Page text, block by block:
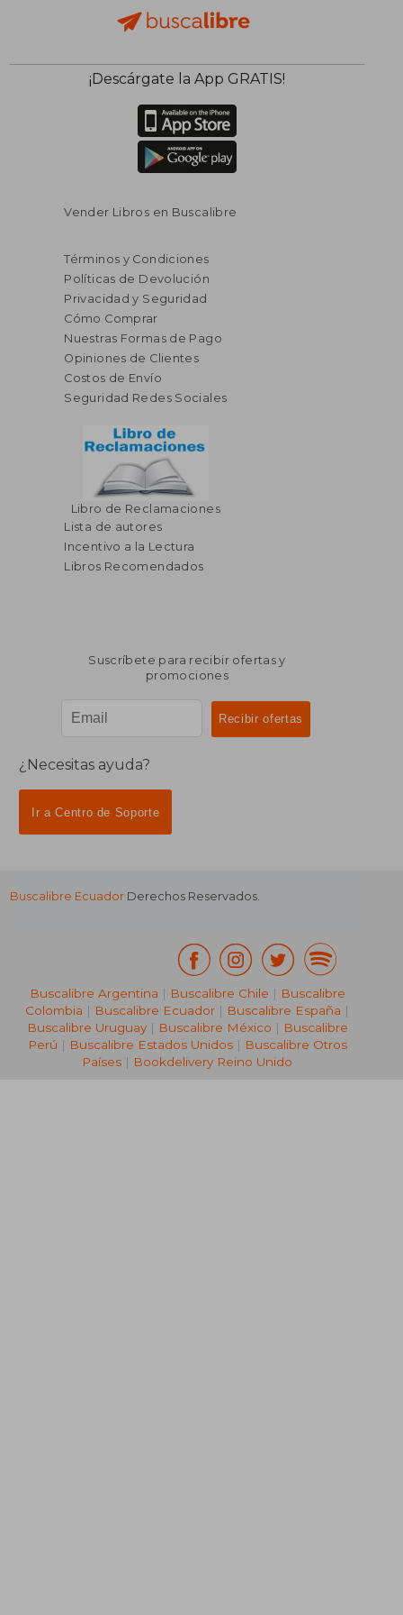
$ 56.71
$ 34.03
45%
dcto.
40%
dcto.
$ 42.44
$ 25.46
¡Descárgate la App GRATIS!
Vender Libros en Buscalibre
Términos y Condiciones
Políticas de Devolución
Privacidad y Seguridad
Cómo Comprar
Nuestras Formas de Pago
Opiniones de Clientes
Costos de Envío
Seguridad Redes Sociales
Libro de Reclamaciones
Lista de autores
Incentivo a la Lectura
Libros Recomendados
Suscríbete para recibir ofertas y
promociones
¿Necesitas ayuda?
Ir a Centro de Soporte
Buscalibre Ecuador Derechos Reservados.
Buscalibre Argentina | Buscalibre Chile | Buscalibre
Colombia | Buscalibre Ecuador | Buscalibre España |
Buscalibre Uruguay| Buscalibre México | Buscalibre
Perú | Buscalibre Estados Unidos| Buscalibre Otros
Países | Bookdelivery Reino Unido